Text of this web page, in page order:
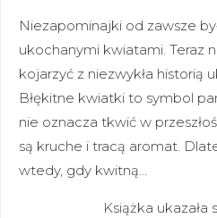
Niezapominajki od zawsze
ukochanymi kwiatami. Teraz
kojarzyć z niezwykła historią
Błękitne kwiatki to symbol
nie oznacza tkwić w
są kruche i tracą aromat.
wtedy, gdy kwitną…
Książka ukazała